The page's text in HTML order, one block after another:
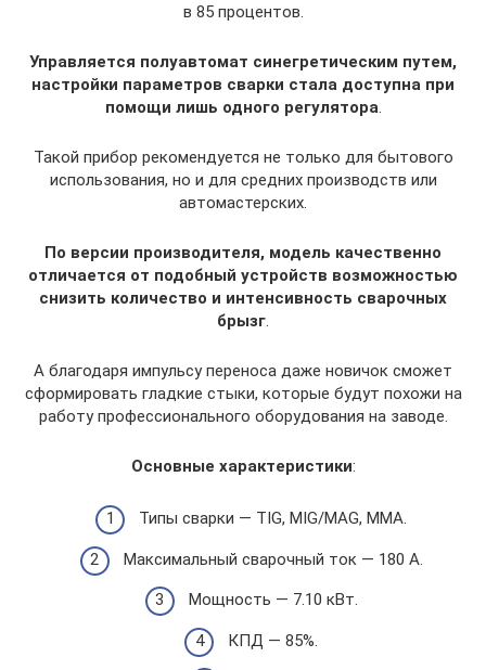
в 85 процентов.
Управляется полуавтомат синегретическим путем,
настройки параметров сварки стала доступна при
помощи лишь одного регулятора.
Такой прибор рекомендуется не только для бытового
использования, но и для средних производств или
автомастерских.
По версии производителя, модель качественно
отличается от подобный устройств возможностью
снизить количество и интенсивность сварочных
брызг.
А благодаря импульсу переноса даже новичок сможет
сформировать гладкие стыки, которые будут похожи на
работу профессионального оборудования на заводе.
Основные характеристики:
Типы сварки — TIG, MIG/MAG, MMA.
Максимальный сварочный ток — 180 А.
Мощность — 7.10 кВт.
КПД — 85%.